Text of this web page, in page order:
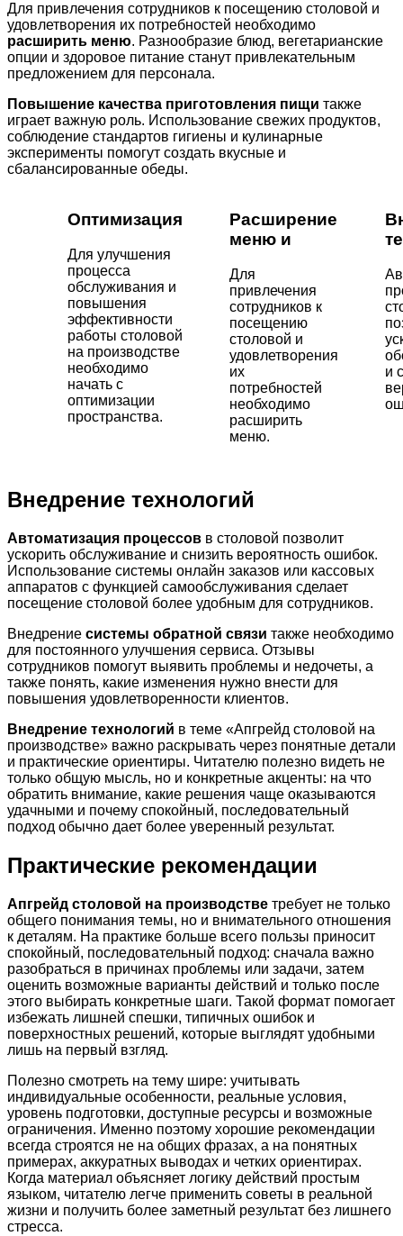
Для привлечения сотрудников к посещению столовой и
удовлетворения их потребностей необходимо
расширить меню. Разнообразие блюд, вегетарианские
опции и здоровое питание станут привлекательным
предложением для персонала.
Повышение качества приготовления пищи также
играет важную роль. Использование свежих продуктов,
соблюдение стандартов гигиены и кулинарные
эксперименты помогут создать вкусные и
сбалансированные обеды.
Оптимизация
Для улучшения
процесса
обслуживания и
повышения
эффективности
работы столовой
на производстве
необходимо
начать с
оптимизации
пространства.
Расширение
меню и
Для
привлечения
сотрудников к
посещению
столовой и
удовлетворения
их
потребностей
необходимо
расширить
меню.
и
Внедрение технологий
Автоматизация процессов в столовой позволит
ускорить обслуживание и снизить вероятность ошибок.
Использование системы онлайн заказов или кассовых
аппаратов с функцией самообслуживания сделает
посещение столовой более удобным для сотрудников.
Внедрение системы обратной связи также необходимо
для постоянного улучшения сервиса. Отзывы
сотрудников помогут выявить проблемы и недочеты, а
также понять, какие изменения нужно внести для
повышения удовлетворенности клиентов.
Внедрение технологий в теме «Апгрейд столовой на
производстве» важно раскрывать через понятные детали
и практические ориентиры. Читателю полезно видеть не
только общую мысль, но и конкретные акценты: на что
обратить внимание, какие решения чаще оказываются
удачными и почему спокойный, последовательный
подход обычно дает более уверенный результат.
Практические рекомендации
Апгрейд столовой на производстве требует не только
общего понимания темы, но и внимательного отношения
к деталям. На практике больше всего пользы приносит
спокойный, последовательный подход: сначала важно
разобраться в причинах проблемы или задачи, затем
оценить возможные варианты действий и только после
этого выбирать конкретные шаги. Такой формат помогает
избежать лишней спешки, типичных ошибок и
поверхностных решений, которые выглядят удобными
лишь на первый взгляд.
Полезно смотреть на тему шире: учитывать
индивидуальные особенности, реальные условия,
уровень подготовки, доступные ресурсы и возможные
ограничения. Именно поэтому хорошие рекомендации
всегда строятся не на общих фразах, а на понятных
примерах, аккуратных выводах и четких ориентирах.
Когда материал объясняет логику действий простым
языком, читателю легче применить советы в реальной
жизни и получить более заметный результат без лишнего
стресса.